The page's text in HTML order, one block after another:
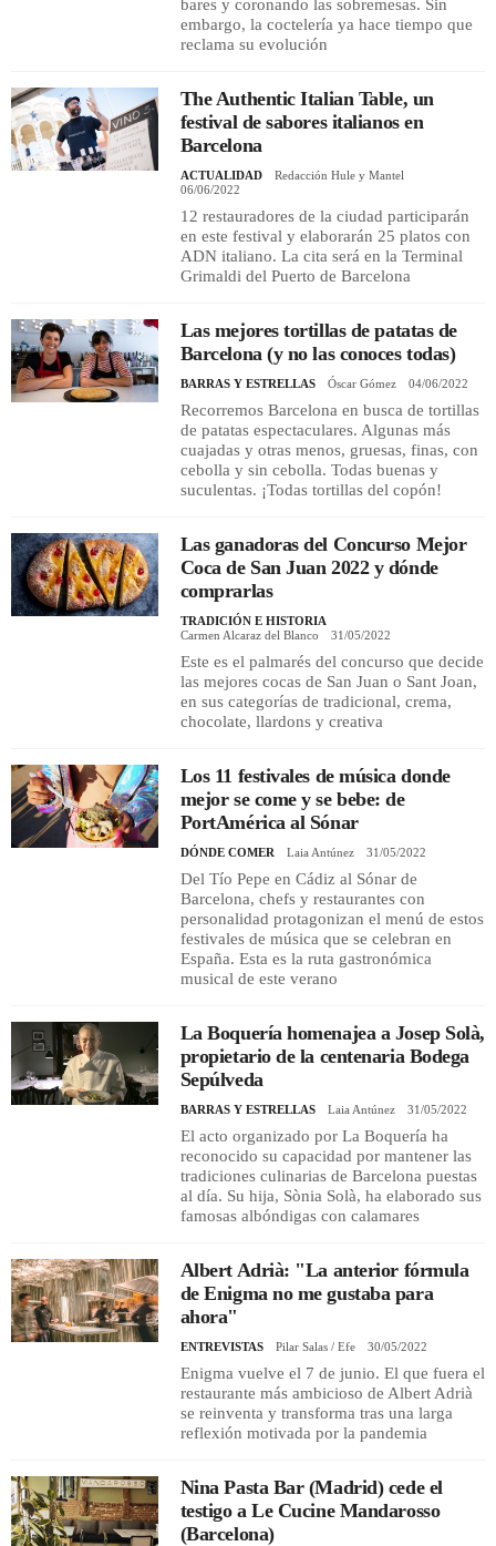
bares y coronando las sobremesas. Sin
embargo, la coctelería ya hace tiempo que
reclama su evolución
The Authentic Italian Table, un
festival de sabores italianos en
Barcelona
ACTUALIDAD
Redacción Hule y Mantel
06/06/2022
12 restauradores de la ciudad participarán
en este festival y elaborarán 25 platos con
ADN italiano. La cita será en la Terminal
Grimaldi del Puerto de Barcelona
Las mejores tortillas de patatas de
Barcelona (y no las conoces todas)
BARRAS Y ESTRELLAS Óscar Gómez 04/06/2022
Recorremos Barcelona en busca de tortillas
de patatas espectaculares. Algunas más
cuajadas y otras menos, gruesas, finas, con
cebolla y sin cebolla. Todas buenas y
suculentas. ¡Todas tortillas del copón!
Las ganadoras del Concurso Mejor
Coca de San Juan 2022 y dónde
comprarlas
TRADICIÓN E HISTORIA
Carmen Alcaraz del Blanco
31/05/2022
Este es el palmarés del concurso que decide
las mejores cocas de San Juan o Sant Joan,
en sus categorías de tradicional, crema,
chocolate, llardons y creativa
Los 11 festivales de música donde
mejor se come y se bebe: de
PortAmérica al Sónar
DÓNDE COMER Laia Antúnez 31/05/2022
Del Tío Pepe en Cádiz al Sónar de
Barcelona, chefs y restaurantes con
personalidad protagonizan el menú de estos
festivales de música que se celebran en
España. Esta es la ruta gastronómica
musical de este verano
La Boquería homenajea a Josep Solà,
propietario de la centenaria Bodega
Sepúlveda
BARRAS Y ESTRELLAS Laia Antúnez 31/05/2022
El acto organizado por La Boquería ha
reconocido su capacidad por mantener las
tradiciones culinarias de Barcelona puestas
al día. Su hija, Sònia Solà, ha elaborado sus
famosas albóndigas con calamares
Albert Adrià: "La anterior fórmula
de Enigma no me gustaba para
ahora"
ENTREVISTAS Pilar Salas / Efe 30/05/2022
Enigma vuelve el 7 de junio. El que fuera el
restaurante más ambicioso de Albert Adrià
se reinventa y transforma tras una larga
reflexión motivada por la pandemia
Nina Pasta Bar (Madrid) cede el
testigo a Le Cucine Mandarosso
(Barcelona)